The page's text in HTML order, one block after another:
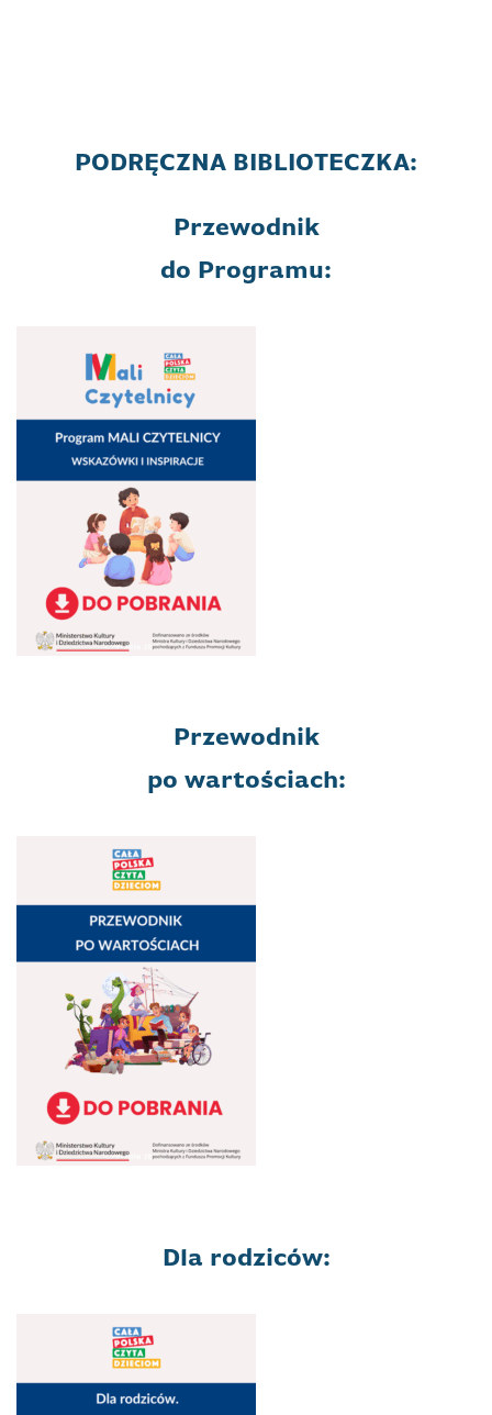
PODRĘCZNA BIBLIOTECZKA:
Przewodnik
do Programu:
Przewodnik
po wartościach:
Dla rodziców: